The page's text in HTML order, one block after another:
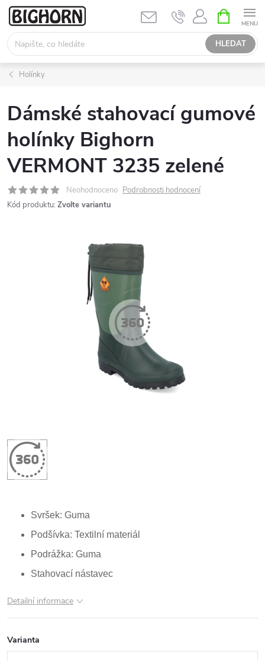
Přejít
obsah
HLEDAT
NÁKUPNÍ
KOŠÍK
Holínky
Dámské stahovací gumové
holínky Bighorn
VERMONT 3235 zelené
Neohodnoceno Podrobnosti hodnocení
Kód produktu: Zvolte variantu
Svršek: Guma
Podšívka: Textilní materiál
Podrážka: Guma
Stahovací nástavec
Detailní informace
Varianta